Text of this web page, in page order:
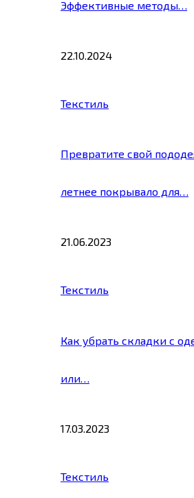
Эффективные методы…
22.10.2024
Текстиль
Превратите свой
летнее покрывало для…
21.06.2023
Текстиль
Как убрать складки с
или…
17.03.2023
Текстиль